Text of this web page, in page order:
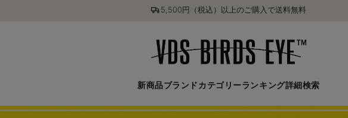
5,500円（税込）以上のご購入で送料無料
新商品ブランド カテゴリーランキング詳細検索